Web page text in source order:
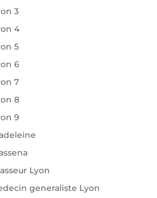
3
4
5
6
7
8
9
Lyon
generaliste Lyon